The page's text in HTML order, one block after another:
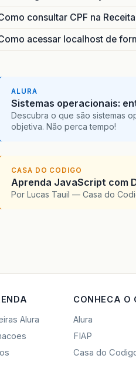
consultar CPF na
acessar localhost de
ALURA
Sistemas operacionais:
Descubra o que são sistemas
objetiva. Não perca tempo!
CASA DO CODIGO
Aprenda JavaScript com
Por Lucas Tauil — Casa do
Alura
CONHECA O
Alura
FIAP
Casa do